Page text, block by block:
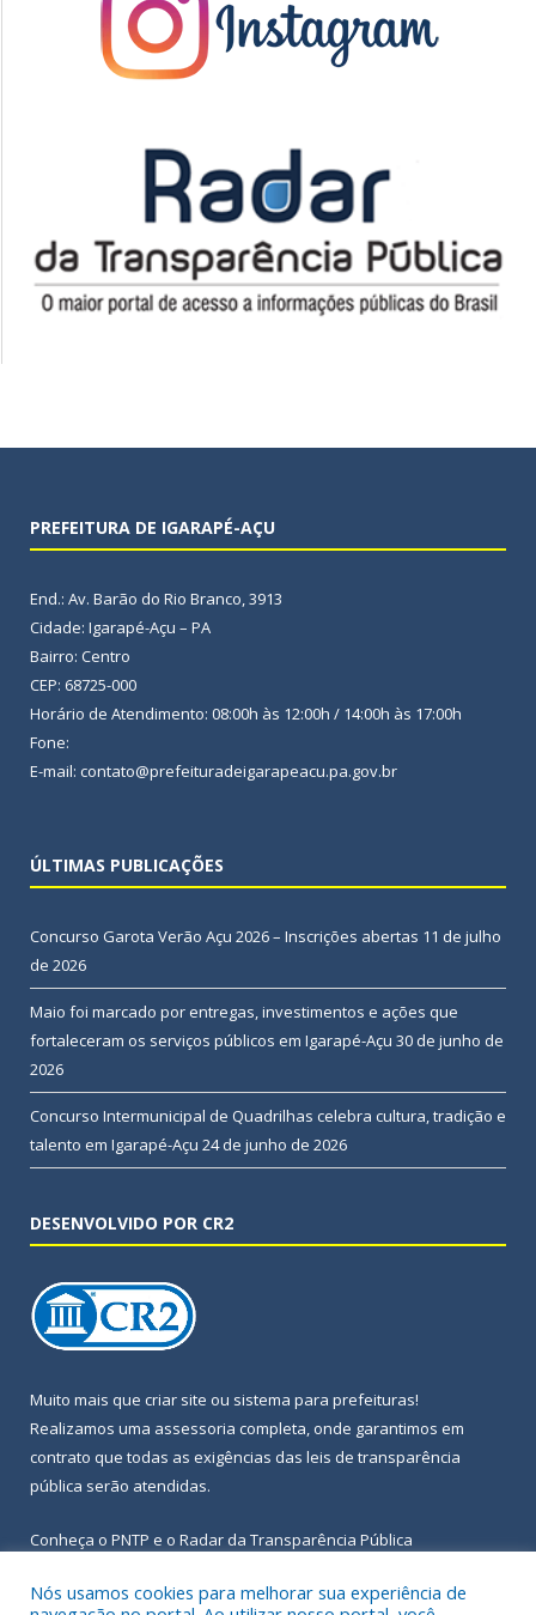
PREFEITURA DE IGARAPÉ-AÇU
End.: Av. Barão do Rio Branco, 3913
Cidade: Igarapé-Açu – PA
Bairro: Centro
CEP: 68725-000
Horário de Atendimento: 08:00h às 12:00h / 14:00h às 17:00h
Fone:
E-mail: contato@prefeituradeigarapeacu.pa.gov.br
ÚLTIMAS PUBLICAÇÕES
Concurso Garota Verão Açu 2026 – Inscrições abertas 11 de julho
de 2026
Maio foi marcado por entregas, investimentos e ações que
fortaleceram os serviços públicos em Igarapé-Açu 30 de junho de
2026
Concurso Intermunicipal de Quadrilhas celebra cultura, tradição e
talento em Igarapé-Açu 24 de junho de 2026
DESENVOLVIDO POR CR2
Muito mais que criar site ou sistema para prefeituras!
Realizamos uma assessoria completa, onde garantimos em
contrato que todas as exigências das leis de transparência
pública serão atendidas.
Conheça o PNTP e o Radar da Transparência Pública
Nós usamos cookies para melhorar sua experiência de